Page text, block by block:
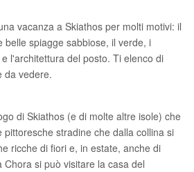
vacanza a Skiathos per molti motivi: il
belle spiagge sabbiose, il verde, i
l'architettura del posto. Ti elenco di
da vedere.
di Skiathos (e di molte altre isole) che
stradine che dalla collina si
ricche di fiori e, in estate, anche di
si può visitare la casa del